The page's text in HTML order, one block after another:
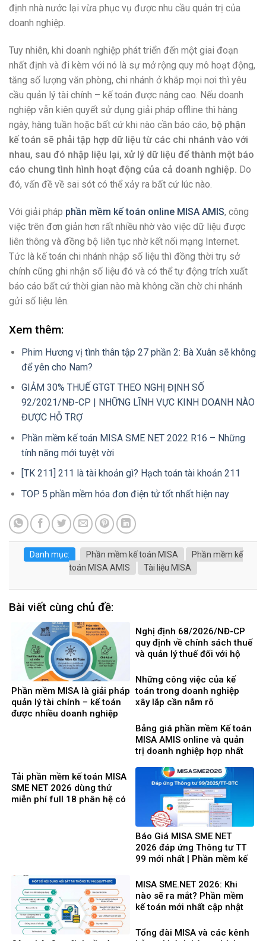
định nhà nước lại vừa phục vụ được nhu cầu quản trị của
doanh nghiệp.
Tuy nhiên, khi doanh nghiệp phát triển đến một giai đoạn
nhất định và đi kèm với nó là sự mở rộng quy mô hoạt động,
tăng số lượng văn phòng, chi nhánh ở khắp mọi nơi thì yêu
cầu quản lý tài chính – kế toán được nâng cao. Nếu doanh
nghiệp vẫn kiên quyết sử dụng giải pháp offline thì hàng
ngày, hàng tuần hoặc bất cứ khi nào cần báo cáo, bộ phận
kế toán sẽ phải tập hợp dữ liệu từ các chi nhánh vào với
nhau, sau đó nhập liệu lại, xử lý dữ liệu để thành một báo
cáo chung tình hình hoạt động của cả doanh nghiệp. Do
đó, vấn đề về sai sót có thể xảy ra bất cứ lúc nào.
Với giải pháp phần mềm kế toán online MISA AMIS, công
việc trên đơn giản hơn rất nhiều nhờ vào việc dữ liệu được
liên thông và đồng bộ liên tục nhờ kết nối mạng Internet.
Tức là kế toán chi nhánh nhập số liệu thì đồng thời trụ sở
chính cũng ghi nhận số liệu đó và có thể tự động trích xuất
báo cáo bất cứ thời gian nào mà không cần chờ chi nhánh
gửi số liệu lên.
Xem thêm:
Phim Hương vị tình thân tập 27 phần 2: Bà Xuân sẽ không
để yên cho Nam?
GIẢM 30% THUẾ GTGT THEO NGHỊ ĐỊNH SỐ
92/2021/NĐ-CP | NHỮNG LĨNH VỰC KINH DOANH NÀO
ĐƯỢC HỖ TRỢ
Phần mềm kế toán MISA SME NET 2022 R16 – Những
tính năng mới tuyệt vời
[TK 211] 211 là tài khoản gì? Hạch toán tài khoản 211
TOP 5 phần mềm hóa đơn điện tử tốt nhất hiện nay
Danh mục: Phần mềm kế toán MISA
Phần mềm kế
toán MISA AMIS
Tài liệu MISA
Bài viết cùng chủ đề:
Phần mềm MISA là giải pháp
quản lý tài chính – kế toán
được nhiều doanh nghiệp
Nghị định 68/2026/NĐ-CP
quy định về chính sách thuế
và quản lý thuế đối với hộ
doanh
Những công việc của kế
toán trong doanh nghiệp
xây lắp cần nắm rõ
Bảng giá phần mềm Kế toán
MISA AMIS online và quản
trị doanh nghiệp hợp nhất
Tải phần mềm kế toán MISA
SME NET 2026 dùng thử
miễn phí full 18 phân hệ có
Báo Giá MISA SME NET
2026 đáp ứng Thông tư TT
99 mới nhất | Phần mềm kế
MISA SME.NET 2026: Khi
nào sẽ ra mắt? Phần mềm
kế toán mới nhất cập nhật
Tổng đài MISA và các kênh